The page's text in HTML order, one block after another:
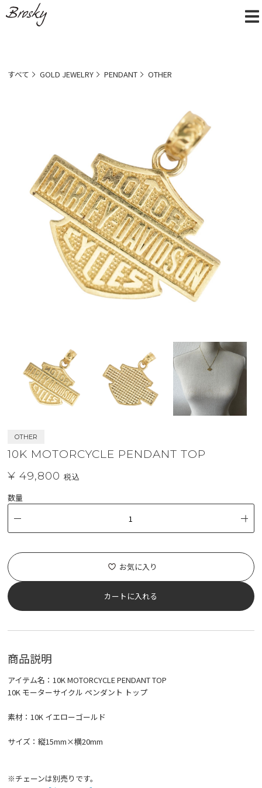
すべて GOLD JEWELRY PENDANT OTHER
OTHER
10K MOTORCYCLE PENDANT TOP
¥ 49,800税込
数量
お気に入り
カートに入れる
商品説明
アイテム名：10K MOTORCYCLE PENDANT TOP
10K モーターサイクル ペンダント トップ
素材：10K イエローゴールド
サイズ：縦15mm×横20mm
※チェーンは別売りです。